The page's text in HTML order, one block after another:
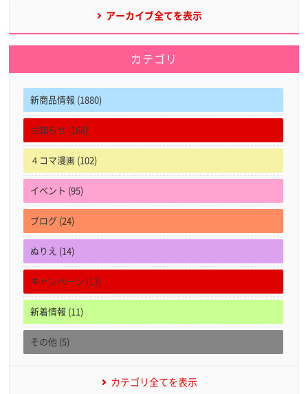
アーカイブ全てを表示
カテゴリ
新商品情報 (1880)
お知らせ (168)
４コマ漫画 (102)
イベント (95)
ブログ (24)
ぬりえ (14)
キャンペーン (13)
新着情報 (11)
その他 (5)
カテゴリ全てを表示